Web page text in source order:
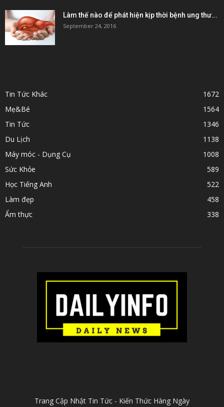
Làm thế nào để phát hiện kịp thời bệnh ung thư...
September 24, 2016
Tin Tức Khác
1672
Mẹ&Bé
1564
Tin Tức
1346
Du Lịch
1138
Máy móc - Dụng Cụ
1008
Sức Khỏe
589
Học Tiếng Anh
522
Làm đẹp
458
Ẩm thực
338
Trang Cập Nhật Tin Tức - Kiến Thức Hàng Ngày